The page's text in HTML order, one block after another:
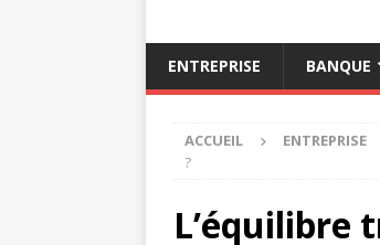
ENTREPRISE BANQUE
ACCUEIL ENTREPRISE
?
L’équilibre